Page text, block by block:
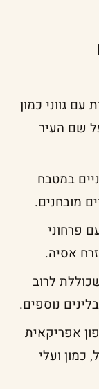
עם גווני כמון
שם העיר
במטבח
מובחנים.
פרחוני
אסיה.
לרוב
נוספים.
אפריקאית
כמון ועלי